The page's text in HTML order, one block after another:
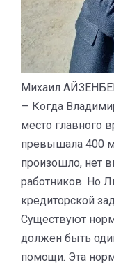
Михаил
— Когда
место главного
превышала 400
произошло, нет
работников. Но
кредиторской
Существуют
должен быть
помощи. Эта